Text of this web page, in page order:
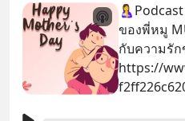
ของพี่หมู MUZU
กับความรั
https://
นี้ให้ผู้อ่าน